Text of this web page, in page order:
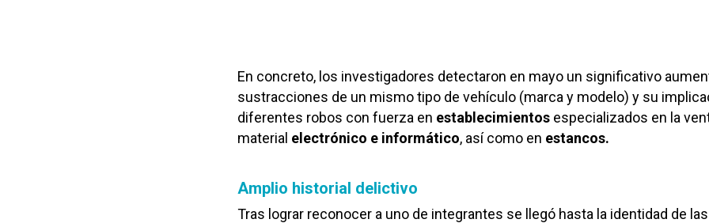
En concreto, los investigadores detectaron en mayo un significativo
sustracciones de un mismo tipo de vehículo (marca y modelo) y su
diferentes robos con fuerza en establecimientos especializados en la
material electrónico e informático, así como en estancos.
Amplio historial delictivo
Tras lograr reconocer a uno de integrantes se llegó hasta la identidad de